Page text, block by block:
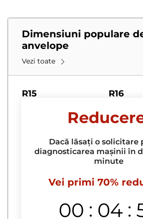
Dimensiuni populare
anvelope
Vezi toate
R15
195/55 R15
195/60 R15
R16
215/60 R16
215/65 R16
195/55 R16
R18
Dacă lăsați o solicitare
diagnosticarea mașinii în
minute
Vei primi 70%
00 : 04 :